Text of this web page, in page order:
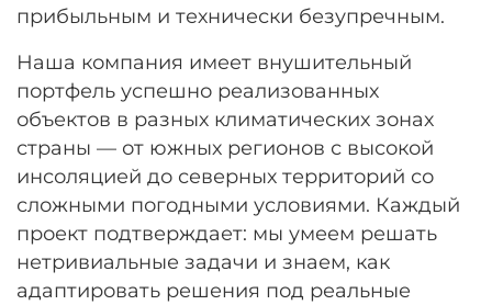
прибыльным и технически безупречным.
Наша компания имеет внушительный
портфель успешно реализованных
объектов в разных климатических зонах
страны — от южных регионов с высокой
инсоляцией до северных территорий со
сложными погодными условиями. Каждый
проект подтверждает: мы умеем решать
нетривиальные задачи и знаем, как
адаптировать решения под реальные